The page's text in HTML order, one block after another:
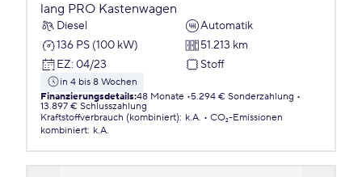
lang PRO Kastenwagen
Diesel
Automatik
136 PS (100 kW)
51.213 km
EZ: 04/23 Stoff
in 4 bis 8 Wochen
Finanzierungsdetails:48 Monate 5.294 € Sonderzahlung
13.897 € Schlusszahlung
Kraftstoffverbrauch (kombiniert): k.A.
CO₂-Emissionen
kombiniert: k.A.